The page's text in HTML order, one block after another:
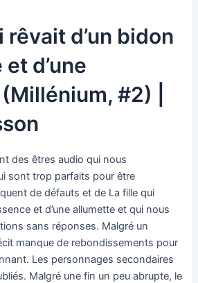
rêvait d’un bidon
et d’une
#2) |
des êtres audio qui nous
sont trop parfaits pour être
de défauts et de La fille qui
et d’une allumette et qui nous
sans réponses. Malgré un
manque de rebondissements pour
Les personnages secondaires
Malgré une fin un peu abrupte, le